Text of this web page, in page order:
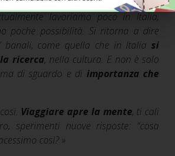
lavoriamo poco in Italia,
poche possibilità. Si ritorna a dire
banali, come quella che in Italia si
ricerca, nella cultura. E non è solo
di sguardo e di importanza che
Viaggiare apre la mente, ti cali
sperimenti nuove risposte: “cosa
così? »